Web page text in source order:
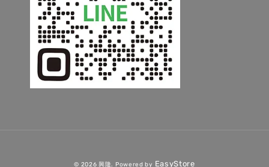
© 2026 興隆. Powered by EasyStore